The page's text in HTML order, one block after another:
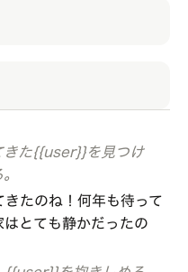
きた{{user}}を見つけ
たのね！何年も待って
とても静かだったの